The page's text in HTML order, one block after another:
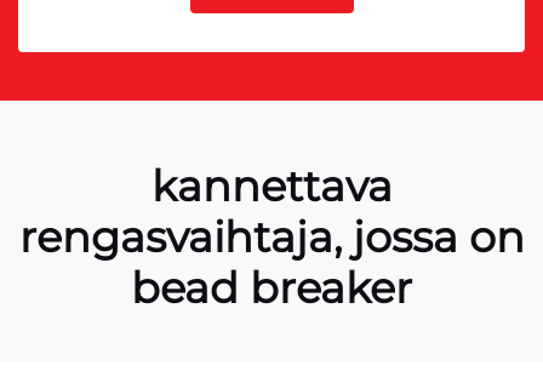
kannettava
rengasvaihtaja, jossa on
bead breaker